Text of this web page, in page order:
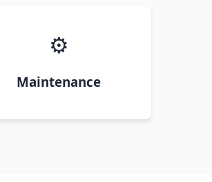
⚙️
Maintenance